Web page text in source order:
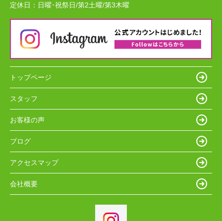
定休日： 日曜･祝祭日/第2土曜/第3木曜
トップページ
スタッフ
お客様の声
ブログ
アクセスマップ
会社概要